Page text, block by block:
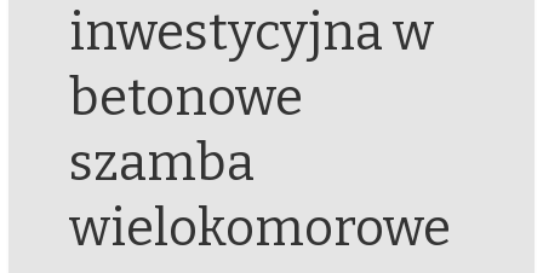
inwestycyjna w
betonowe
szamba
wielokomorowe